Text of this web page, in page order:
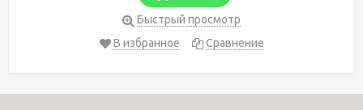
Быстрый просмотр
В избранное
Сравнение